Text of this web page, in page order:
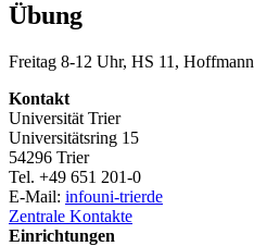
Übung
Freitag 8-12 Uhr, HS 11, Hoffmann
Kontakt
Universität Trier
Universitätsring 15
54296 Trier
Tel. +49 651 201-0
E-Mail: infouni-trierde
Zentrale Kontakte
Einrichtungen